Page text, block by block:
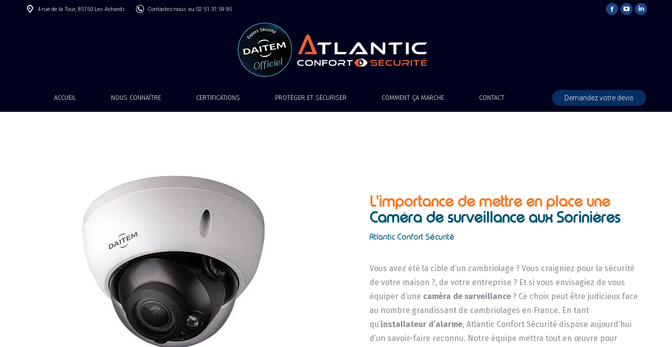
4 rue de la Tour, 85150 Les Achards Contactez-nous au 02 51 31 59 95
ACCUEIL NOUS CONNAÎTRE CERTIFICATIONS PROTÉGER ET SÉCURISER COMMENT ÇA MARCHE CONTACT Demandez votre devis
L’importance de mettre en place une
Caméra de surveillance aux Sorinières
Atlantic Confort Sécurité
Vous avez été la cible d’un cambriolage ? Vous craigniez pour la sécurité
de votre maison ?, de votre entreprise ? Et si vous envisagiez de vous
équiper d’une caméra de surveillance ? Ce choix peut être judicieux face
au nombre grandissant de cambriolages en France. En tant
qu’installateur d’alarme, Atlantic Confort Sécurité dispose aujourd’hui
d’un savoir-faire reconnu. Notre équipe mettra tout en œuvre pour